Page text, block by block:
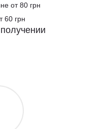
от 80 грн
60 грн